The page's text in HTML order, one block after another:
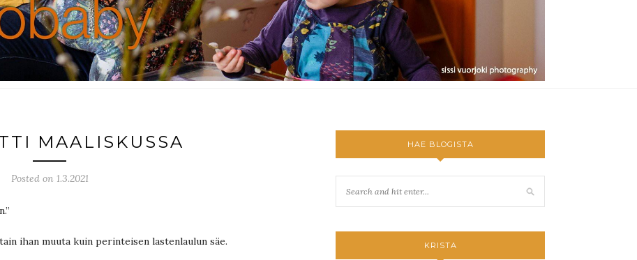
MAALISKUSSA
Posted on 1.3.2021
ihan muuta kuin perinteisen lastenlaulun säe.
HAE BLOGISTA
KRISTA